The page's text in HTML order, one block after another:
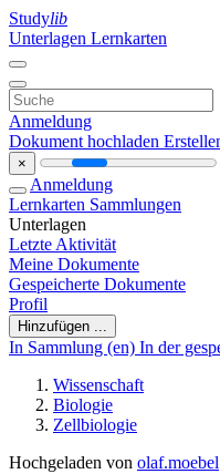
Studylib
Unterlagen Lernkarten
Anmeldung
Dokument hochladen
×
Anmeldung
Lernkarten Sammlungen
Unterlagen
Letzte Aktivität
Meine Dokumente
Gespeicherte Dokumente
Profil
Hinzufügen ...
In Sammlung (en) In der
Wissenschaft
Biologie
Zellbiologie
Hochgeladen von olaf.moebel